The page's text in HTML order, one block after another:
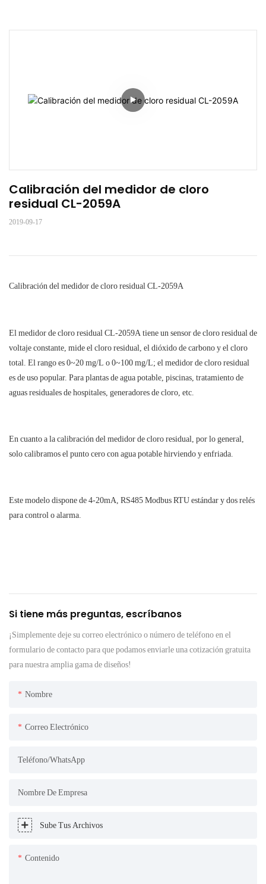
Calibración del medidor de cloro
residual CL-2059A
2019-09-17
Calibración del medidor de cloro residual CL-2059A
El medidor de cloro residual CL-2059A tiene un sensor de cloro residual de
voltaje constante, mide el cloro residual, el dióxido de carbono y el cloro
total. El rango es 0~20 mg/L o 0~100 mg/L; el medidor de cloro residual
es de uso popular. Para plantas de agua potable, piscinas, tratamiento de
aguas residuales de hospitales, generadores de cloro, etc.
En cuanto a la calibración del medidor de cloro residual, por lo general,
solo calibramos el punto cero con agua potable hirviendo y enfriada.
Este modelo dispone de 4-20mA, RS485 Modbus RTU estándar y dos relés
para control o alarma.
Si tiene más preguntas, escríbanos
¡Simplemente deje su correo electrónico o número de teléfono en el
formulario de contacto para que podamos enviarle una cotización gratuita
para nuestra amplia gama de diseños!
Nombre
Correo Electrónico
Teléfono/WhatsApp
Nombre De Empresa
Sube Tus Archivos
Contenido